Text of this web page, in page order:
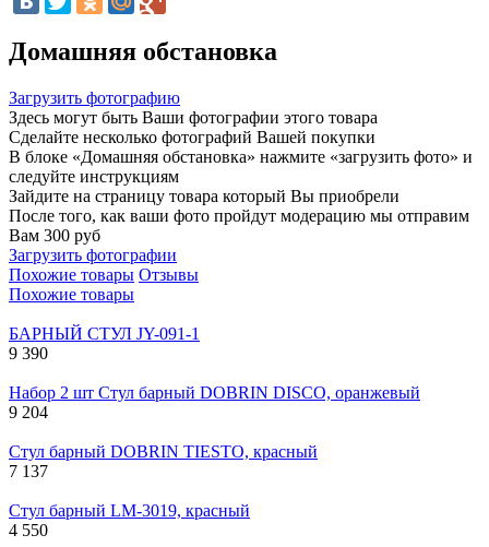
Домашняя обстановка
Загрузить фотографию
Здесь могут быть Ваши фотографии этого товара
Сделайте несколько фотографий Вашей покупки
В блоке «Домашняя обстановка» нажмите «загрузить фото» и
следуйте инструкциям
Зайдите на страницу товара который Вы приобрели
После того, как ваши фото пройдут модерацию мы отправим
Вам 300 руб
Загрузить фотографии
Похожие товары Отзывы
Похожие товары
БАРНЫЙ СТУЛ JY-091-1
9 390
Набор 2 шт Стул барный DOBRIN DISCO, оранжевый
9 204
Стул барный DOBRIN TIESTO, красный
7 137
Стул барный LM-3019, красный
4 550